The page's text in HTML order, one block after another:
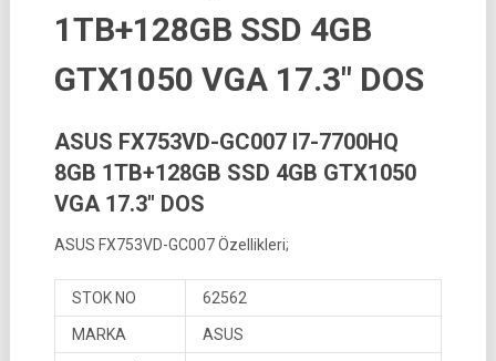
1TB+128GB SSD 4GB
GTX1050 VGA 17.3″ DOS
ASUS FX753VD-GC007 I7-7700HQ
8GB 1TB+128GB SSD 4GB GTX1050
VGA 17.3″ DOS
ASUS FX753VD-GC007 Özellikleri;
STOK NO 62562
MARKA ASUS